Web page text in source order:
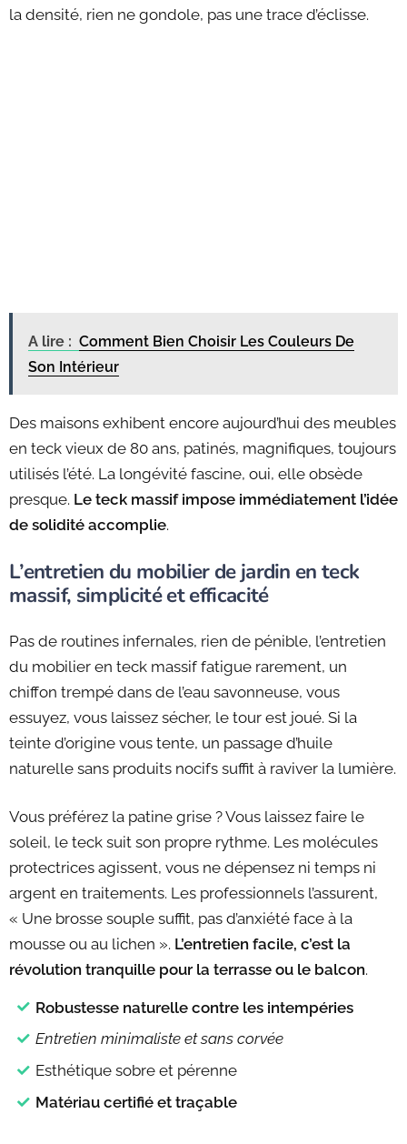
la densité, rien ne gondole, pas une trace d’éclisse.
A lire : Comment Bien Choisir Les Couleurs De
Son Intérieur
Des maisons exhibent encore aujourd’hui des meubles
en teck vieux de 80 ans, patinés, magnifiques, toujours
utilisés l’été. La longévité fascine, oui, elle obsède
presque. Le teck massif impose immédiatement l’idée
de solidité accomplie.
L’entretien du mobilier de jardin en teck
massif, simplicité et efficacité
Pas de routines infernales, rien de pénible, l’entretien
du mobilier en teck massif fatigue rarement, un
chiffon trempé dans de l’eau savonneuse, vous
essuyez, vous laissez sécher, le tour est joué. Si la
teinte d’origine vous tente, un passage d’huile
naturelle sans produits nocifs suffit à raviver la lumière.
Vous préférez la patine grise ? Vous laissez faire le
soleil, le teck suit son propre rythme. Les molécules
protectrices agissent, vous ne dépensez ni temps ni
argent en traitements. Les professionnels l’assurent,
« Une brosse souple suffit, pas d’anxiété face à la
mousse ou au lichen ». L’entretien facile, c’est la
révolution tranquille pour la terrasse ou le balcon.
Robustesse naturelle contre les intempéries
Entretien minimaliste et sans corvée
Esthétique sobre et pérenne
Matériau certifié et traçable